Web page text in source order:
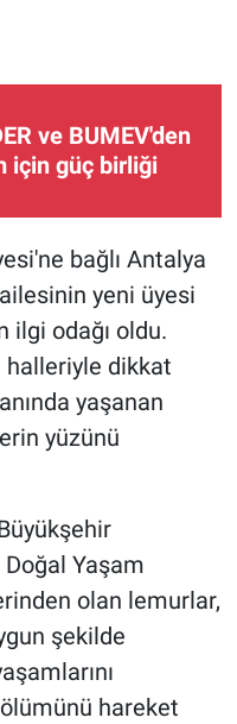
ve BUMEV'den
için güç birliği
bağlı Antalya
yeni üyesi
ilgi odağı oldu.
halleriyle dikkat
yaşanan
yüzünü
Yaşam
olan lemurlar,
şekilde
hareket